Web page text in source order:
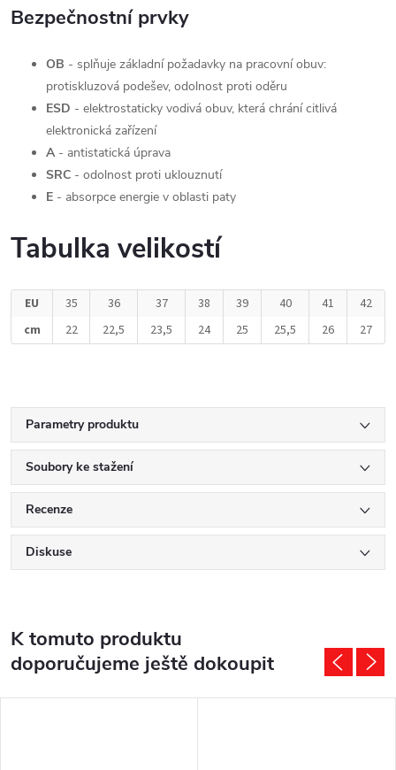
Bezpečnostní prvky
OB - splňuje základní požadavky na pracovní obuv:
protiskluzová podešev, odolnost proti oděru
ESD - elektrostaticky vodivá obuv, která chrání citlivá
elektronická zařízení
A- antistatická úprava
SRC - odolnost proti uklouznutí
E - absorpce energie v oblasti paty
Tabulka velikostí
EU 35 36 37 38 39 40 41
42
cm
22 22,5 23,5 24 25 25,5 26 27
Parametry produktu
Soubory ke stažení
Recenze
Diskuse
K tomuto produktu
doporučujeme ještě dokoupit